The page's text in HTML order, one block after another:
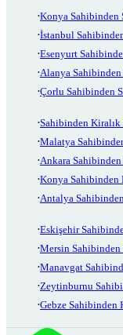
Konya Sahibinden
İstanbul
Esenyurt
Alanya Sahibinden
Çorlu Sahibinden
Sahibinden Kiralık
Malatya
Ankara
Konya Sahibinden
Antalya
Eskişehir
Mersin Sahibinden
Manavgat
Zeytinburnu
Gebze Sahibinden